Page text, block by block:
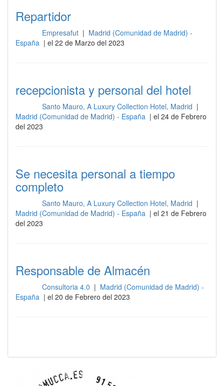
Repartidor
Empresafut | Madrid (Comunidad de Madrid) -
España | el 22 de Marzo del 2023
recepcionista y personal del hotel
Santo Mauro, A Luxury Collection Hotel, Madrid |
Madrid (Comunidad de Madrid) - España | el 24 de Febrero
del 2023
Se necesita personal a tiempo
completo
Santo Mauro, A Luxury Collection Hotel, Madrid |
Madrid (Comunidad de Madrid) - España | el 21 de Febrero
del 2023
Responsable de Almacén
Consultoria 4.0 | Madrid (Comunidad de Madrid) -
España | el 20 de Febrero del 2023